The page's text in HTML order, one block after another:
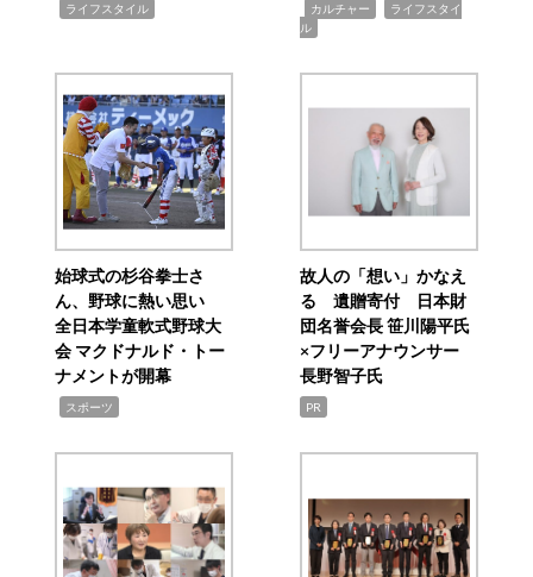
ライフスタイル カルチャー
ライフスタイ
ル
始球式の杉谷拳士さ
ん、野球に熱い思い
全日本学童軟式野球大
会 マクドナルド・トー
ナメントが開幕
スポーツ
故人の「想い」かなえ
る 遺贈寄付 日本財
団名誉会長 笹川陽平氏
×フリーアナウンサー
長野智子氏
PR